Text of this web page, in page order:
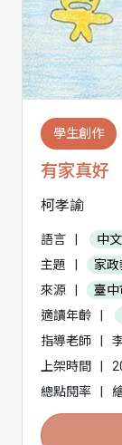
學生創作
有家真好
柯孝諭
語言 中
主題
家
來源
臺中
適讀年齡
指導老師
上架時間
總點閱率